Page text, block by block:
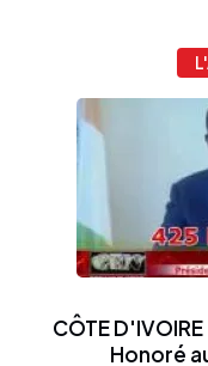
CÔTE
Honoré